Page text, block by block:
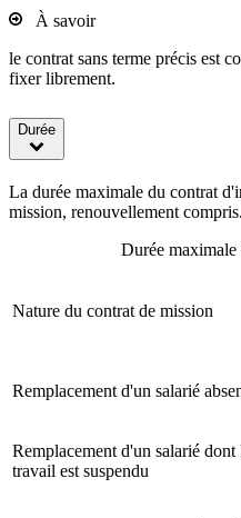
À savoir
le contrat sans terme précis est
fixer librement.
Durée
La durée maximale du contrat
mission, renouvellement compris.
Durée
Nature du contrat de mission
Remplacement d'un salarié
Remplacement d'un salarié dont
travail est suspendu